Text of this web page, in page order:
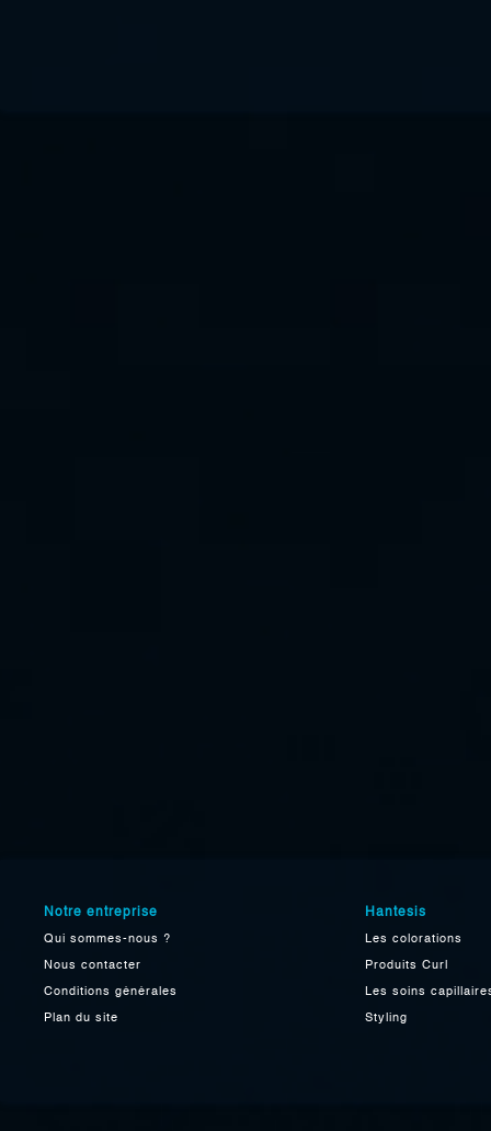
Notre entreprise
Qui sommes-nous ?
Nous contacter
Conditions générales
Plan du site
Hantesis
Les colorations
Produits Curl
Les soins
Styling